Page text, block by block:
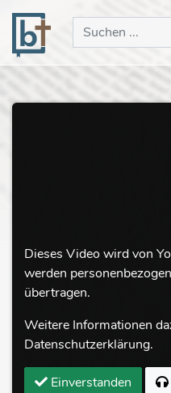
Dieses Video wird von
werden
übertragen.
Weitere Informationen
Datenschutzerklärung.
Einverstanden